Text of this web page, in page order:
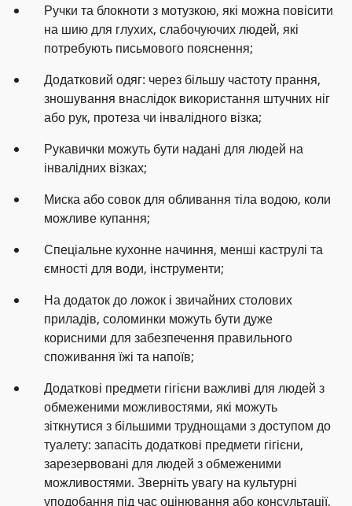
Ручки та блокноти з мотузкою, які можна повісити
на шию для глухих, слабочуючих людей, які
потребують письмового пояснення;
Додатковий одяг: через більшу частоту прання,
зношування внаслідок використання штучних ніг
або рук, протеза чи інвалідного візка;
Рукавички можуть бути надані для людей на
інвалідних візках;
Миска або совок для обливання тіла водою, коли
можливе купання;
Спеціальне кухонне начиння, менші каструлі та
ємності для води, інструменти;
На додаток до ложок і звичайних столових
приладів, соломинки можуть бути дуже
корисними для забезпечення правильного
споживання їжі та напоїв;
Додаткові предмети гігієни важливі для людей з
обмеженими можливостями, які можуть
зіткнутися з більшими труднощами з доступом до
туалету: запасіть додаткові предмети гігієни,
зарезервовані для людей з обмеженими
можливостями. Зверніть увагу на культурні
уподобання під час оцінювання або консультації,